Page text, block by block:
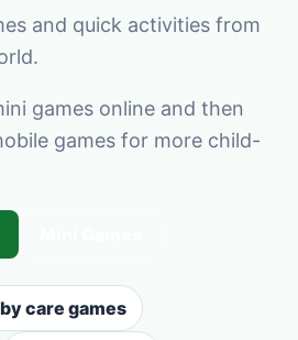
and quick activities from
games online and then
games for more child-
care games